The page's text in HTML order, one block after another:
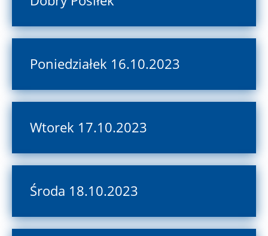
Poniedziałek 16.10.2023
Wtorek 17.10.2023
Środa 18.10.2023